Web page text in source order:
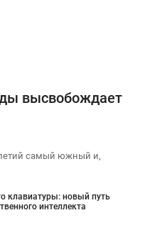
высвобождает
самый южный и,
клавиатуры: новый путь
интеллекта